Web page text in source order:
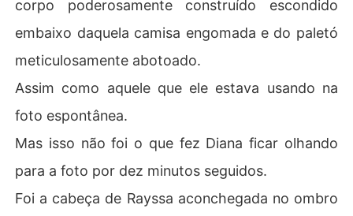
corpo poderosamente construído escondido
embaixo daquela camisa engomada e do paletó
meticulosamente abotoado.
Assim como aquele que ele estava usando na
foto espontânea.
Mas isso não foi o que fez Diana ficar olhando
para a foto por dez minutos seguidos.
Foi a cabeça de Rayssa aconchegada no ombro